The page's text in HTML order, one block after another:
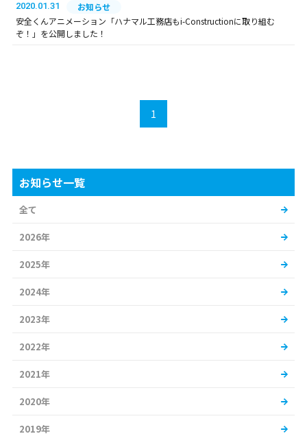
2020.01.31
お知らせ
安全くんアニメーション「ハナマル工務店もi-Constructionに取り組む
ぞ！」を公開しました！
1
お知らせ一覧
全て
2026年
2025年
2024年
2023年
2022年
2021年
2020年
2019年